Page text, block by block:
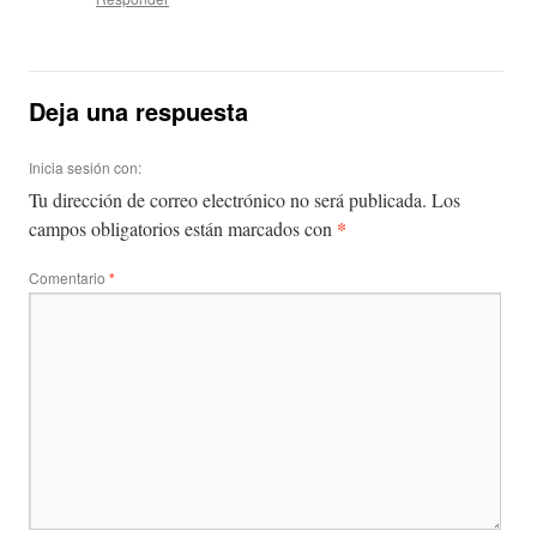
Deja una respuesta
Inicia sesión con:
Tu dirección de correo electrónico no será publicada. Los
campos obligatorios están marcados con *
Comentario *